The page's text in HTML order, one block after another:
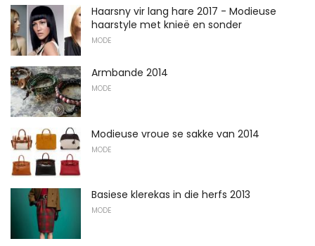
Haarsny vir lang hare 2017 - Modieuse
haarstyle met knieë en sonder
MODE
Armbande 2014
MODE
Modieuse vroue se sakke van 2014
MODE
Basiese klerekas in die herfs 2013
MODE